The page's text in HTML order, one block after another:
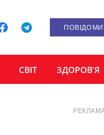
СВІТ ЗДОРОВ’Я